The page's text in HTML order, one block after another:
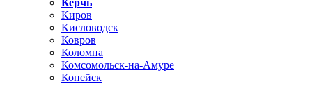
Киров
Кисловодск
Ковров
Коломна
Комсомольск-на-Амуре
Копейск